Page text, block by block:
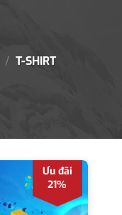
/ T-SHIRT
Ưu đãi
21%